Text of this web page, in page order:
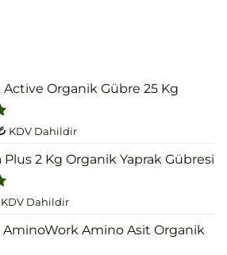
Active Organik Gübre 25 Kg
KDV Dahildir
Plus 2 Kg Organik Yaprak Gübresi
KDV Dahildir
Amino Asit Organik